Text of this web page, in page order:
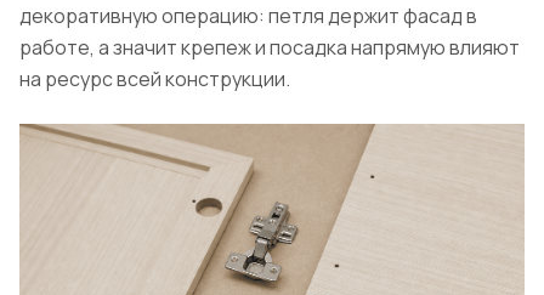
декоративную операцию: петля держит фасад в
работе, а значит крепеж и посадка напрямую влияют
на ресурс всей конструкции.